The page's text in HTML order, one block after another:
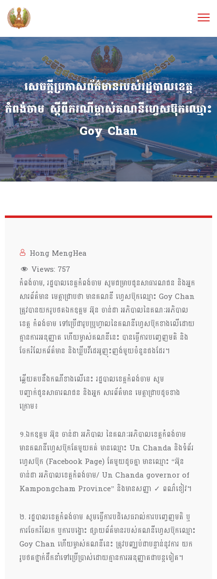
សេចក្ដីប្រកាសព័ត៌មានរបស់រដ្ឋបាលខេត្ត
កំពង់ចាម ស្ដីពីករណីម្ចាស់គណនីហ្វេសប៊ុកឈ្មោះ
Goy Chan
Hong MengHea
Views: 757
កំពង់ចាម, រដ្ឋបាលខេត្តកំពង់ចាម សូមជម្រាបជូនសាធារណជន និងអ្នក
សារព័ត៌មាន មេត្តាជ្រាបថា មានគណនី ហ្វេសប៊ុកឈ្មោះ Goy Chan
ត្រូវបានយករូបថតឯកឧត្តម អ៊ុន ចាន់ដា អភិបាលនៃគណៈអភិបាល
ខេត្ត កំពង់ចាម ទៅប្រើជារូបប្រូហ្វាលនៃគណនីហ្វេសប៊ុកខាងលើដោយ
គ្មានការអនុញ្ញាត ហើយម្ចាស់គណនីនេះ បានធ្វើការបញ្ចេញមតិ និង
ចែករំលែកព័ត៌មាន និងឃ្លីបវីដេអូញុះញង់មួយចំនួនផងដែរ។
ឆ្លើយតបនឹងកណីខាងលើនេះ រដ្ឋបាលខេត្តកំពង់ចាម សូម
បញ្ជាក់ជូនសាធារណជន និងអ្នក សារព័ត៌មាន មេត្តាជ្រាបដូចខាង
ក្រោម៖
១.ឯកឧត្តម អ៊ុន ចាន់ដា អភិបាល នៃគណៈអភិបាលខេត្តកំពង់ចាម
មានគណនីហ្វេសប៊ុកតែមួយគត់ មានឈ្មោះ Un Chanda និងទំព័រ
ហ្វេសប៊ុក (Facebook Page) តែមួយដូចគ្នា មានឈ្មោះ “អ៊ុន
ចាន់ដា អភិបាលខេត្តកំពង់ចាម/ Un Chanda governor of
Kampongcham Province” និងមានសញ្ញា ✓ ពណ៌ខៀវ។
២. រដ្ឋបាលខេត្តកំពង់ចាម សូមធ្វើការបដិសេធរាល់ការបញ្ចេញមតិ ឬ
ការចែករំលែក ឬការបង្ហោះ ផ្សាយព័ត៌មានរបស់គណនីហ្វេសប៊ុកឈ្មោះ
Goy Chan ហើយម្ចាស់គណនីនេះ ត្រូវបញ្ឈប់ជាបន្ទាន់នូវការ យក
រូបថតថ្នាក់ដឹកនាំទៅប្រើប្រាស់ដោយគ្មានការអនុញ្ញាតជាបន្តទៀត។